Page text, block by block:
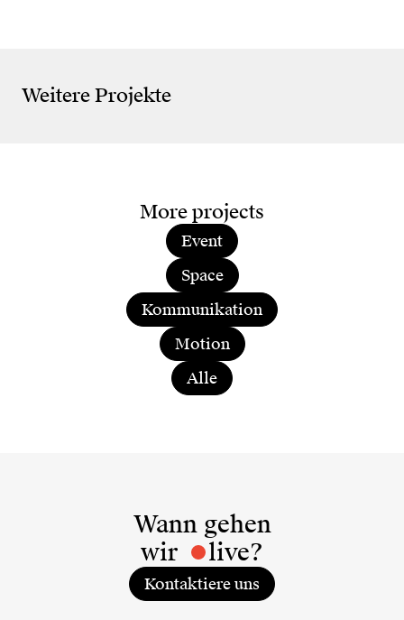
Weitere Projekte
More projects
Event
Space
Kommunikation
Motion
Alle
Wann gehen
wir
live?
Kontaktiere uns